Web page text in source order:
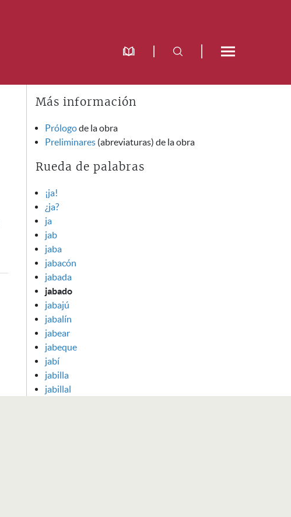
Más información
Prólogode la obra
Preliminares (abreviaturas) de la obra
Rueda de palabras
¡ja!
¿ja?
ja
jab
jaba
jabacón
jabada
jabado
jabajú
jabalín
jabear
jabeque
jabí
jabilla
jabillal